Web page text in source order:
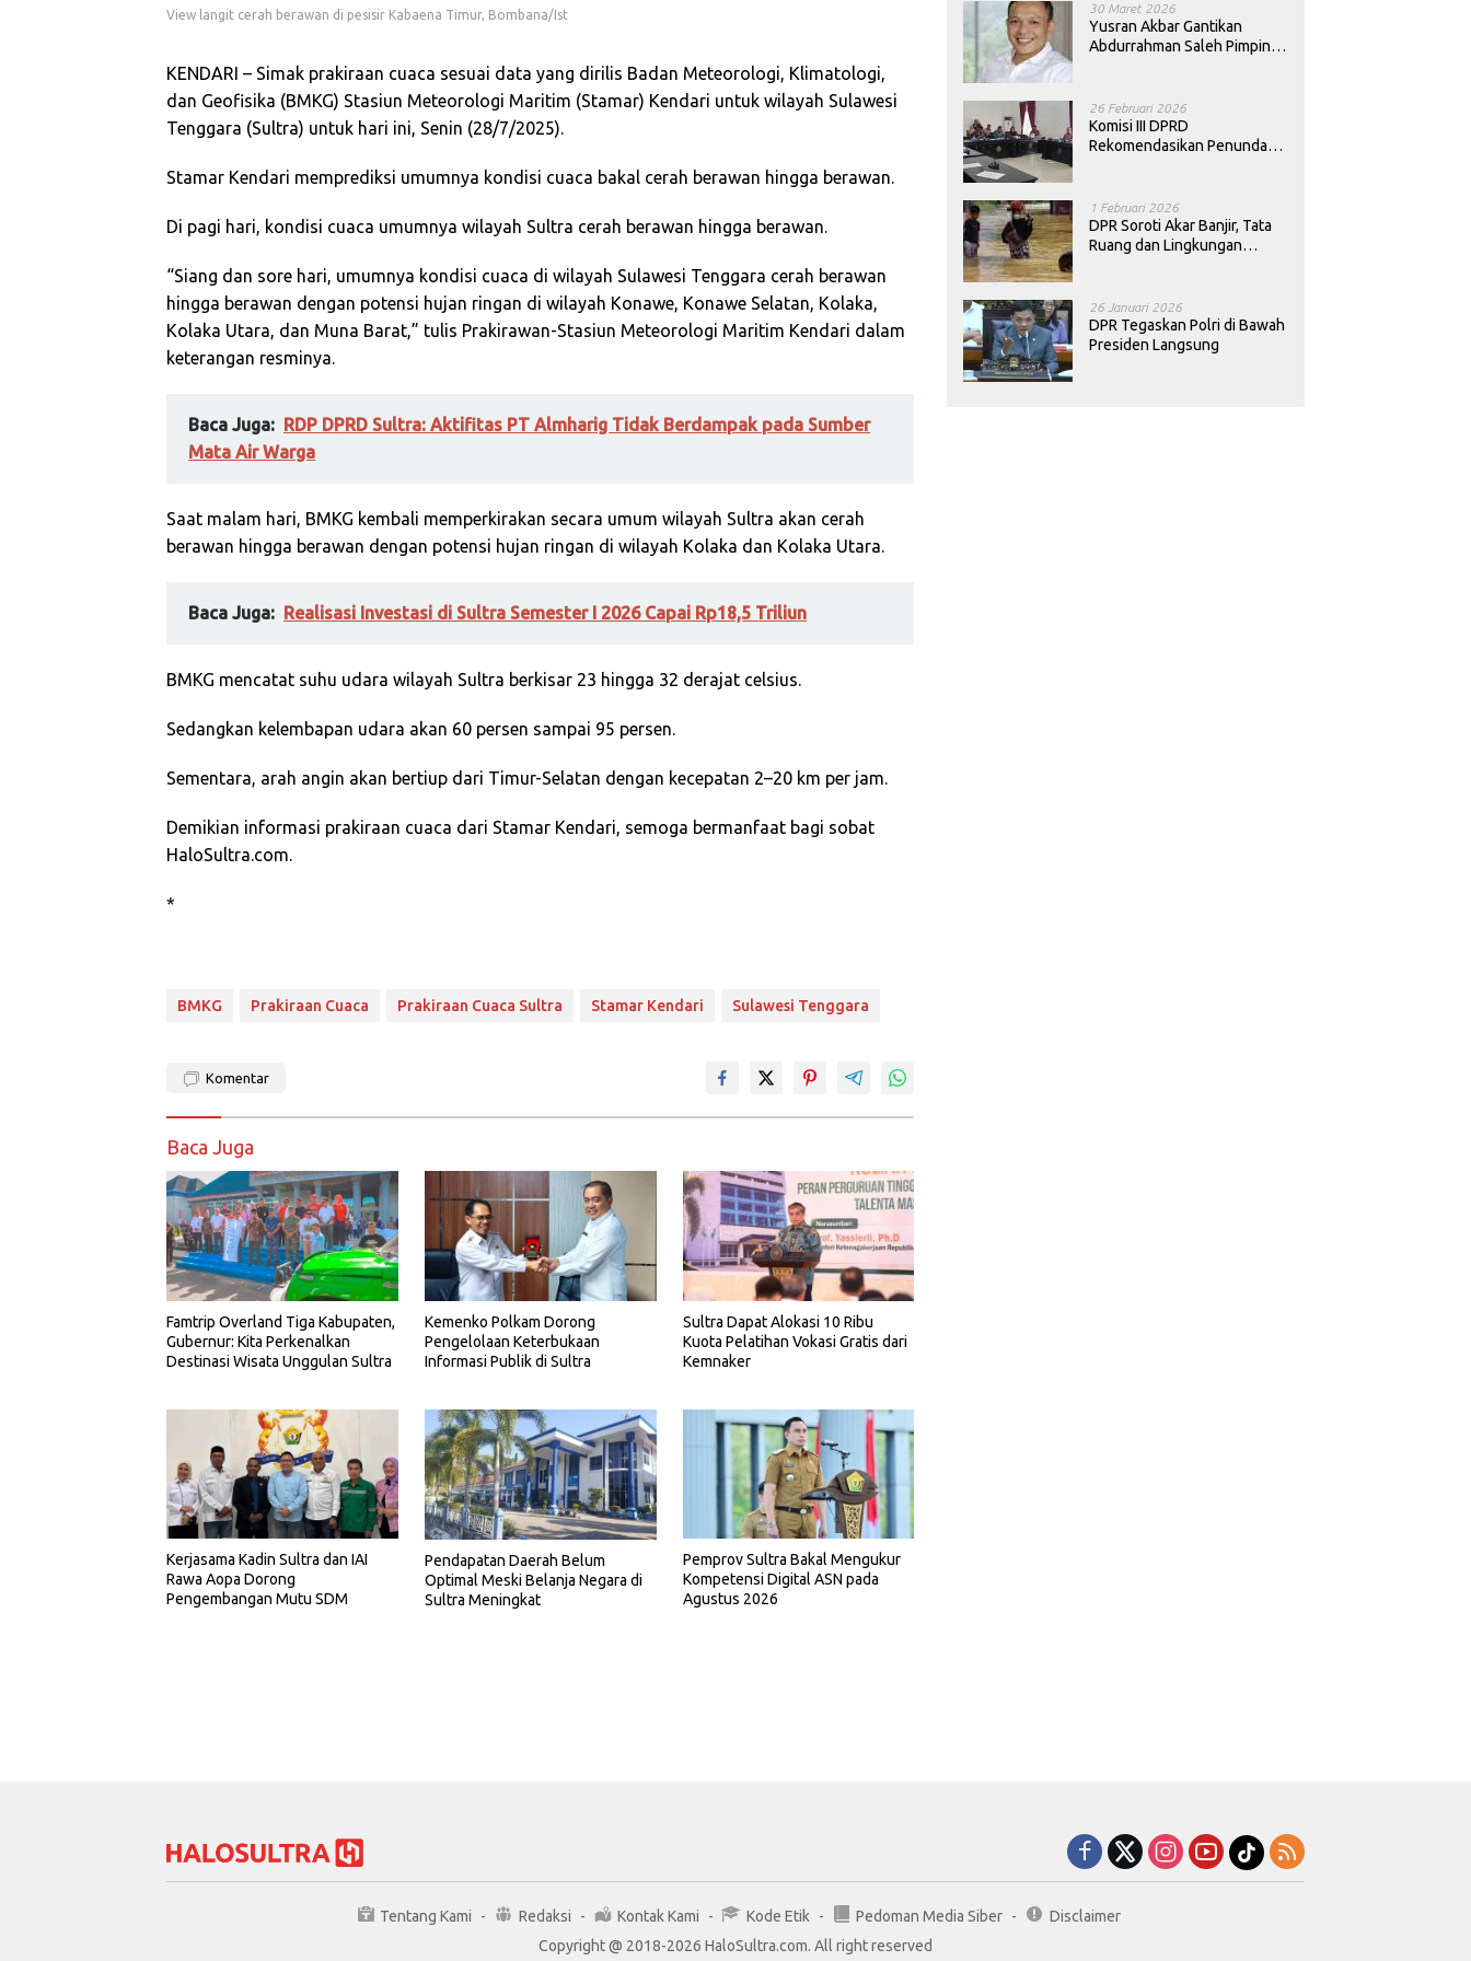
View langit cerah berawan di pesisir Kabaena Timur, Bombana/Ist
KENDARI – Simak prakiraan cuaca sesuai data yang dirilis Badan Meteorologi, Klimatologi,
dan Geofisika (BMKG) Stasiun Meteorologi Maritim (Stamar) Kendari untuk wilayah Sulawesi
Tenggara (Sultra) untuk hari ini, Senin (28/7/2025).
Stamar Kendari memprediksi umumnya kondisi cuaca bakal cerah berawan hingga berawan.
Di pagi hari, kondisi cuaca umumnya wilayah Sultra cerah berawan hingga berawan.
“Siang dan sore hari, umumnya kondisi cuaca di wilayah Sulawesi Tenggara cerah berawan
hingga berawan dengan potensi hujan ringan di wilayah Konawe, Konawe Selatan, Kolaka,
Kolaka Utara, dan Muna Barat,” tulis Prakirawan-Stasiun Meteorologi Maritim Kendari dalam
keterangan resminya.
Baca Juga: RDP DPRD Sultra: Aktifitas PT Almharig Tidak Berdampak pada Sumber
Mata Air Warga
Saat malam hari, BMKG kembali memperkirakan secara umum wilayah Sultra akan cerah
berawan hingga berawan dengan potensi hujan ringan di wilayah Kolaka dan Kolaka Utara.
Baca Juga: Realisasi Investasi di Sultra Semester I 2026 Capai Rp18,5 Triliun
BMKG mencatat suhu udara wilayah Sultra berkisar 23 hingga 32 derajat celsius.
Sedangkan kelembapan udara akan 60 persen sampai 95 persen.
Sementara, arah angin akan bertiup dari Timur-Selatan dengan kecepatan 2–20 km per jam.
Demikian informasi prakiraan cuaca dari Stamar Kendari, semoga bermanfaat bagi sobat
HaloSultra.com.
*
BMKG Prakiraan Cuaca Prakiraan Cuaca Sultra Stamar Kendari Sulawesi Tenggara
Komentar
Baca Juga
Famtrip Overland Tiga Kabupaten,
Gubernur: Kita Perkenalkan
Destinasi Wisata Unggulan Sultra
Kemenko Polkam Dorong
Pengelolaan Keterbukaan
Informasi Publik di Sultra
Sultra Dapat Alokasi 10 Ribu
Kuota Pelatihan Vokasi Gratis dari
Kemnaker
Kerjasama Kadin Sultra dan IAI
Rawa Aopa Dorong
Pengembangan Mutu SDM
Pendapatan Daerah Belum
Optimal Meski Belanja Negara di
Sultra Meningkat
Pemprov Sultra Bakal Mengukur
Kompetensi Digital ASN pada
Agustus 2026
30 Maret 2026
Yusran Akbar Gantikan
Abdurrahman Saleh Pimpin
26 Februari 2026
Komisi III DPRD
Rekomendasikan Penundaan
1 Februari 2026
DPR Soroti Akar Banjir, Tata
Ruang dan Lingkungan
26 Januari 2026
DPR Tegaskan Polri di Bawah
Presiden Langsung
Tentang Kami Redaksi Kontak Kami Kode Etik Pedoman Media Siber
Disclaimer
Copyright @ 2018-2026 HaloSultra.com. All right reserved